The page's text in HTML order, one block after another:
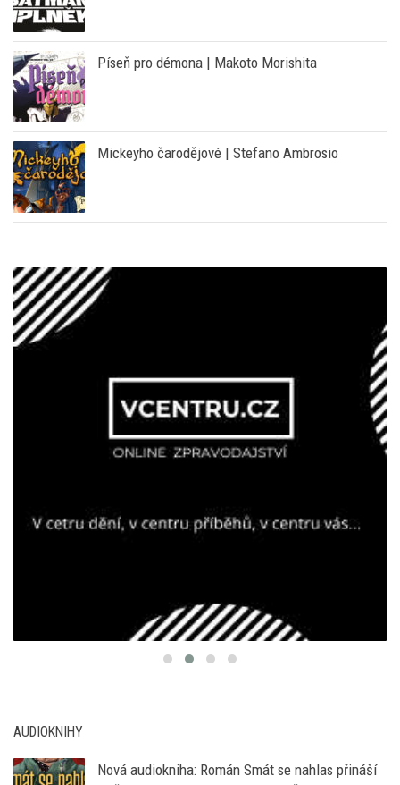
Píseň pro démona | Makoto Morishita
Mickeyho čarodějové | Stefano Ambrosio
AUDIOKNIHY
Nová audiokniha: Román Smát se nahlas přináší